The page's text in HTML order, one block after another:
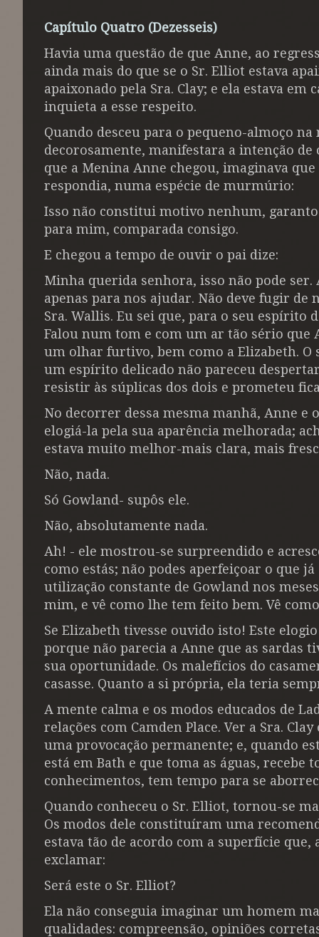
Capítulo Quatro (Dezesseis)
Havia uma questão de que Anne, ao
ainda mais do que se o Sr. Elliot estava
apaixonado pela Sra. Clay; e ela estava
inquieta a esse respeito.
Quando desceu para o pequeno-almoço
decorosamente, manifestara a intenção de
que a Menina Anne chegou, imaginava
respondia, numa espécie de murmúrio:
Isso não constitui motivo nenhum,
para mim, comparada consigo.
E chegou a tempo de ouvir o pai dize:
Minha querida senhora, isso não pode
apenas para nos ajudar. Não deve fugir de
Sra. Wallis. Eu sei que, para o seu espírito
Falou num tom e com um ar tão sério que
um olhar furtivo, bem como a Elizabeth. O
um espírito delicado não pareceu
resistir às súplicas dos dois e prometeu
No decorrer dessa mesma manhã, Anne e
elogiá-la pela sua aparência melhorada;
estava muito melhor-mais clara, mais
Não, nada.
Só Gowland- supôs ele.
Não, absolutamente nada.
Ah! - ele mostrou-se surpreendido e
como estás; não podes aperfeiçoar o que
utilização constante de Gowland nos
mim, e vê como lhe tem feito bem. Vê
Se Elizabeth tivesse ouvido isto! Este
porque não parecia a Anne que as sardas
sua oportunidade. Os malefícios do
casasse. Quanto a si própria, ela teria
A mente calma e os modos educados de
relações com Camden Place. Ver a Sra.
uma provocação permanente; e, quando
está em Bath e que toma as águas, recebe
conhecimentos, tem tempo para se
Quando conheceu o Sr. Elliot, tornou-se
Os modos dele constituíram uma
estava tão de acordo com a superfície
exclamar:
Será este o Sr. Elliot?
Ela não conseguia imaginar um homem
qualidades: compreensão, opiniões